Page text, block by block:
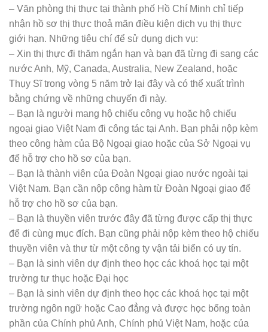
– Văn phòng thị thực tại thành phố Hồ Chí Minh chỉ tiếp
nhận hồ sơ thị thực thoả mãn điều kiện dịch vụ thị thực
giới hạn. Những tiêu chí để sử dụng dịch vụ:
– Xin thị thực đi thăm ngắn hạn và bạn đã từng đi sang các
nước Anh, Mỹ, Canada, Australia, New Zealand, hoặc
Thụy Sĩ trong vòng 5 năm trở lại đây và có thể xuất trình
bằng chứng về những chuyến đi này.
– Bạn là người mang hộ chiếu công vụ hoặc hộ chiếu
ngoại giao Việt Nam đi công tác tại Anh. Bạn phải nộp kèm
theo công hàm của Bộ Ngoại giao hoặc của Sở Ngoại vụ
để hỗ trợ cho hồ sơ của bạn.
– Bạn là thành viên của Đoàn Ngoại giao nước ngoài tại
Việt Nam. Bạn cần nộp công hàm từ Đoàn Ngoại giao để
hỗ trợ cho hồ sơ của bạn.
– Bạn là thuyền viên trước đây đã từng được cấp thị thực
để đi cùng mục đích. Bạn cũng phải nộp kèm theo hộ chiếu
thuyền viên và thư từ một công ty vận tải biển có uy tín.
– Bạn là sinh viên dự định theo học các khoá học tại một
trường tư thục hoặc Đại học
– Bạn là sinh viên dự định theo học các khoá học tại một
trường ngôn ngữ hoặc Cao đẳng và được học bổng toàn
phần của Chính phủ Anh, Chính phủ Việt Nam, hoặc của